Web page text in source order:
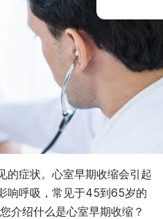
的症状。心室早期收缩会引起
响呼吸，常见于45到65岁的
介绍什么是心室早期收缩？